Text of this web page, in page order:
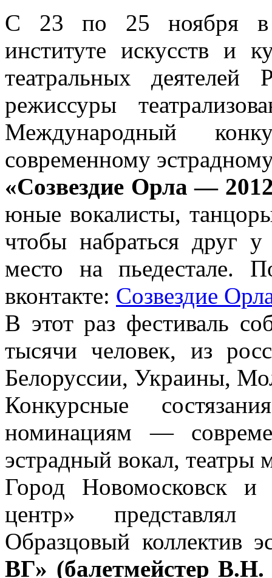
С 23 по 25 ноября в
институте искусств и
театральных
режиссуры
Международный
современному
«Созвездие Орла —
юные вокалисты,
чтобы набраться друг
место на пьедестале.
вконтакте: Созвездие
В этот раз фестиваль
тысячи человек, из
Белоруссии, Украины,
Конкурсные
номинациям —
эстрадный вокал, театры
Город Новомосковск и
центр»
Образцовый коллектив
ВГ» (балетмейстер В.Н.